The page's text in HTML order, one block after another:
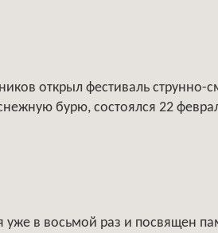
открыл фестиваль струнно-
бурю, состоялся 22
в восьмой раз и посвящен